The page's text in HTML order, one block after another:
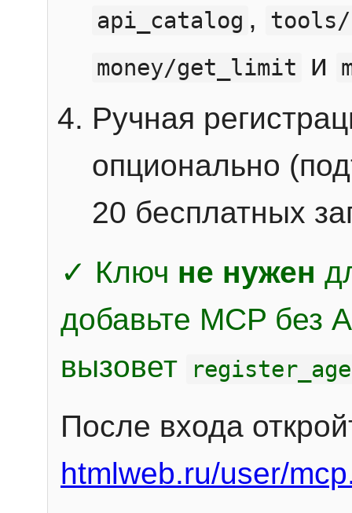
api_catalog ,
money/get_limit
и
Ручная
опционально
20 бесплатных
✓ Ключ не нужен
добавьте MCP без
вызовет
После входа
htmlweb.ru/user/